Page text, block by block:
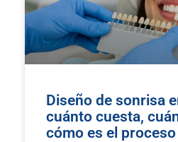
Diseño de sonrisa
cuánto cuesta,
cómo es el proceso